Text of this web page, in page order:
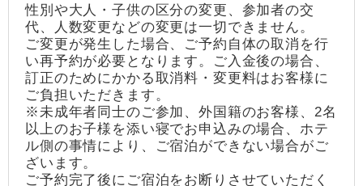
性別や大人・子供の区分の変更、参加者の交
代、人数変更などの変更は一切できません。
ご変更が発生した場合、ご予約自体の取消を行
い再予約が必要となります。ご入金後の場合、
訂正のためにかかる取消料・変更料はお客様に
ご負担いただきます。
※未成年者同士のご参加、外国籍のお客様、2名
以上のお子様を添い寝でお申込みの場合、ホテ
ル側の事情により、ご宿泊ができない場合がご
ざいます。
ご予約完了後にご宿泊をお断りさせていただく